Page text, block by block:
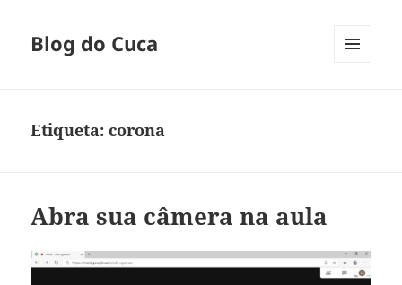
Blog do Cuca
Etiqueta:corona
Abra sua câmera na aula